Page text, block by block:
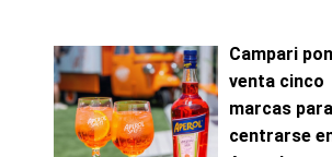
Campari
venta cinco
marcas para
centrarse